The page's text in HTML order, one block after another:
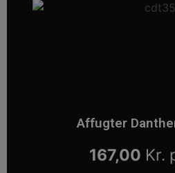
Affugter
167,00 Kr.